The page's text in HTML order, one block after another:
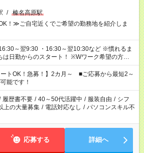
/ 榛名高原駅
！≫ご自宅近くでご希望の勤務地を紹介しま
～翌9:30 ・16:30～翌10:30など ※慣れるま
らのスタート！ ※Wワーク希望の方へ
で希望する勤務時間と、もう1つのお仕事の勤務
40時間を超える場合は応募できません。
ートOK！急募！】2カ月～ ■ご応募から最短2～
能です！
履歴書不要 / 40～50代活躍中 / 服装自由 / シフ
上の大量募集 / 電話対応なし / パソコンスキル不
応募する 詳細へ